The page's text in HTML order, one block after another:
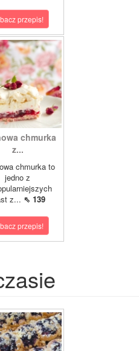
przepis!
chmurka
z...
chmurka to
jedno z
z... ⇖ 139
przepis!